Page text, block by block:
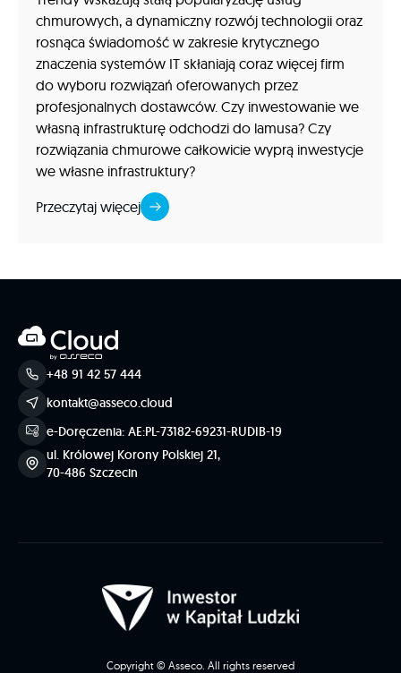
chmurowych, a dynamiczny rozwój technologii oraz
rosnąca świadomość w zakresie krytycznego
znaczenia systemów IT skłaniają coraz więcej firm
do wyboru rozwiązań oferowanych przez
profesjonalnych dostawców. Czy inwestowanie we
własną infrastrukturę odchodzi do lamusa? Czy
rozwiązania chmurowe całkowicie wyprą inwestycje
we własne infrastruktury?
Przeczytaj więcej
+48 91 42 57 444
kontakt@asseco.cloud
e-Doręczenia: AE:PL-73182-69231-RUDIB-19
ul. Królowej Korony Polskiej 21,
70-486 Szczecin
Copyright © Asseco. All rights reserved